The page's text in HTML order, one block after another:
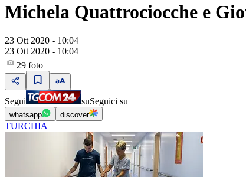
Michela Quattrociocche e
23 Ott 2020 - 10:04
23 Ott 2020 - 10:04
29 foto
Segui suSeguici su
whatsapp discover
TURCHIA